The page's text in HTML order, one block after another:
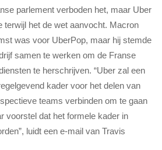
parlement verboden het, maar Uber
terwijl het de wet aanvocht. Macron
was voor UberPop, maar hij stemde
samen te werken om de Franse
te herschrijven. “Uber zal een
kader voor het delen van
teams verbinden om te gaan
voorstel dat het formele kader in
luidt een e-mail van Travis